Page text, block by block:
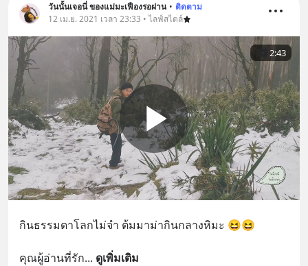
วันนั้นเจอนี่ ของแม่มะเฟืองรอฝาน • ติดตาม
12 เม.ย. 2021 เวลา 23:33 • ไลฟ์สไตล์
2:43
กินธรรมดาโลกไม่จำ ต้มมาม่ากินกลางหิมะ 😆😆
คุณผู้อ่านที่รัก... ดูเพิ่มเติม